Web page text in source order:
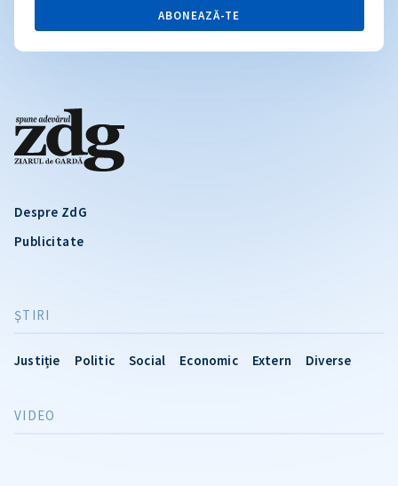
Despre ZdG
Publicitate
ŞTIRI
Justiție Politic Social Economic Extern Diverse
VIDEO
ABONEAZĂ-TE